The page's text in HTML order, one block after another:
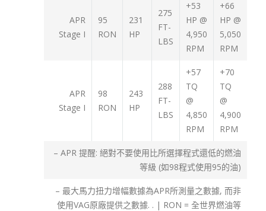
– APR 提醒: 絕對不要使用比所選擇程式還低的燃油
等級 (如98程式使用95的油)
– 最大馬力扭力增幅數據為APR所測量之數據, 而非
使用VAG原廠提供之數據. . | RON = 全世界燃油等
APR
Stage I
95
RON
231
HP
275
FT-
LBS
+53
HP @
4,950
RPM
+66
HP @
5,050
RPM
APR
Stage I
98
RON
243
HP
288
FT-
LBS
+57
TQ
@
4,850
RPM
+70
TQ
@
4,900
RPM